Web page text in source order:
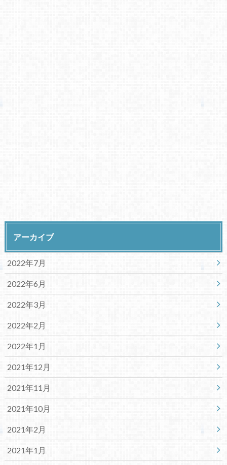
アーカイブ
2022年7月
2022年6月
2022年3月
2022年2月
2022年1月
2021年12月
2021年11月
2021年10月
2021年2月
2021年1月